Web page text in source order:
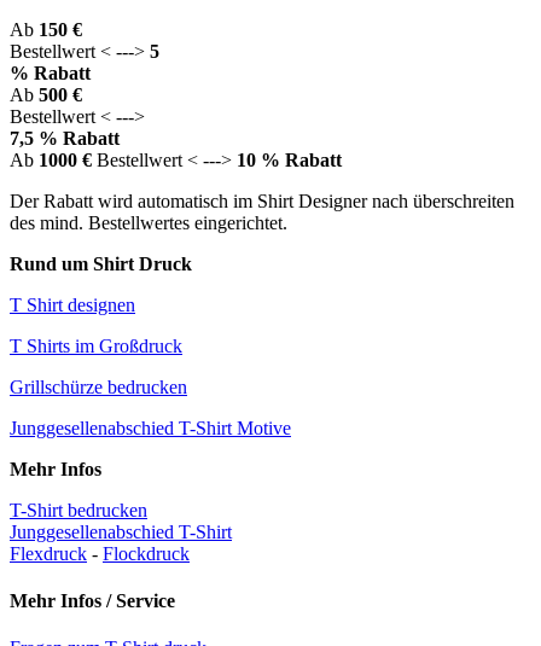
Ab 150 €
Bestellwert < ---> 5
% Rabatt
Ab 500 €
Bestellwert < --->
7,5 % Rabatt
Ab 1000 € Bestellwert < ---> 10 % Rabatt
Der Rabatt wird automatisch im Shirt Designer nach überschreiten
des mind. Bestellwertes eingerichtet.
Rund um Shirt Druck
T Shirt designen
T Shirts im Großdruck
Grillschürze bedrucken
Junggesellenabschied T-Shirt Motive
Mehr Infos
T-Shirt bedrucken
Junggesellenabschied T-Shirt
Flexdruck - Flockdruck
Mehr Infos / Service